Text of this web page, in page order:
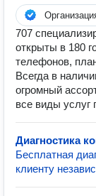
707
открыты в 180
телефонов,
Всегда в
огромный
все виды услуг
Диагностика
Бесплатная
клиенту